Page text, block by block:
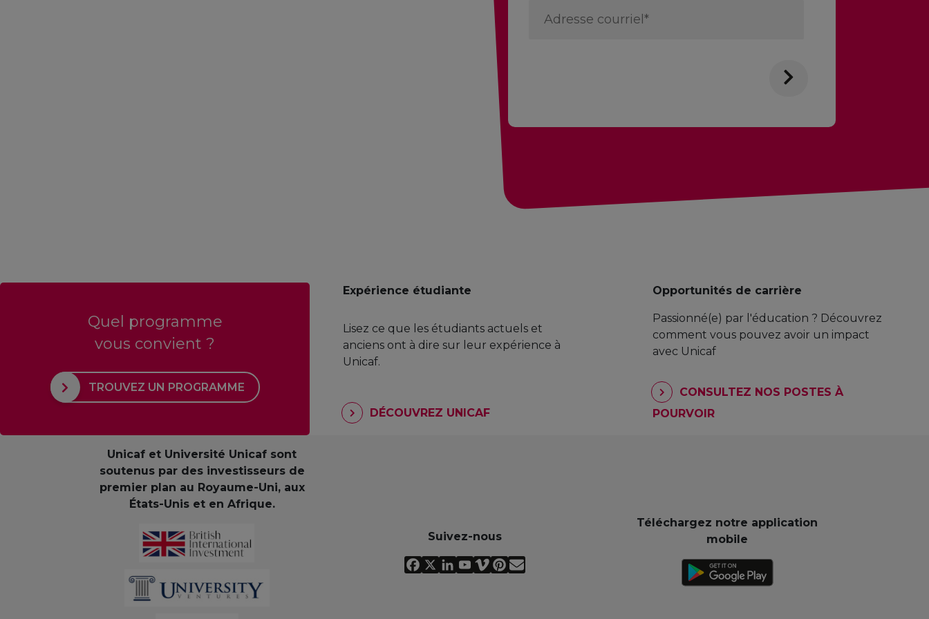
Address
Quel programme
vous convient ?
TROUVEZ UN PROGRAMME
Expérience étudiante
Lisez ce que les étudiants actuels et
anciens ont à dire sur leur expérience à
Unicaf.
DÉCOUVREZ UNICAF
Opportunités de carrière
Passionné(e) par l'éducation ? Découvrez
comment vous pouvez avoir un impact
avec Unicaf
CONSULTEZ NOS POSTES À
POURVOIR
Unicaf et Université Unicaf sont
soutenus par des investisseurs de
premier plan au Royaume-Uni, aux
États-Unis et en Afrique.
Suivez-nous
Téléchargez notre application
mobile